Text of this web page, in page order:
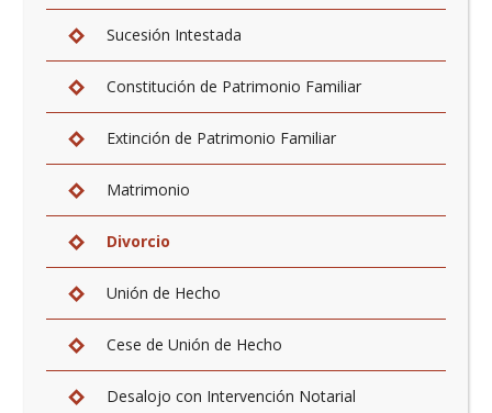
Constitución de Sociedades
Constitución de Hipotecas
Sucesión Intestada
Constitución de Patrimonio Familiar
Extinción de Patrimonio Familiar
Matrimonio
Divorcio
Unión de Hecho
Cese de Unión de Hecho
Desalojo con Intervención Notarial